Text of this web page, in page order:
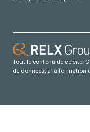
Tout le contenu de ce site:
de données, a la formation